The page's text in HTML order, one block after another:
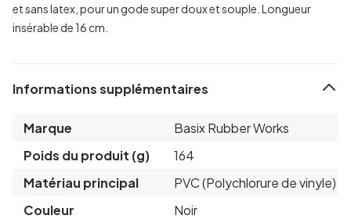
et sans latex, pour un gode super doux et souple. Longueur
insérable de 16 cm.
Informations supplémentaires
Marque
Basix Rubber Works
Poids du produit (g)
164
Matériau principal
PVC (Polychlorure de vinyle)
Couleur
Noir